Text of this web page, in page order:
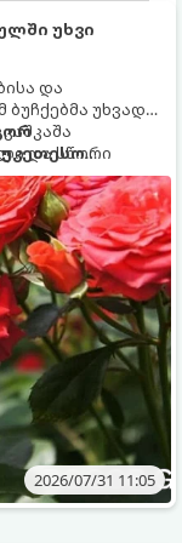
უხვი
და
უხვად,
და სწორი
მცენარის
ამ დროს.
2026/07/31 11:05